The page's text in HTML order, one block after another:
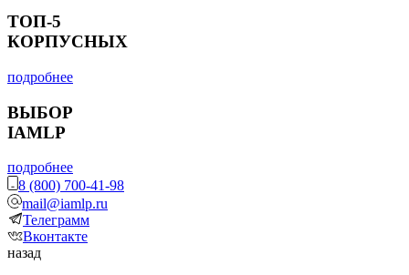
ТОП-5
КОРПУСНЫХ
подробнее
ВЫБОР
IAMLP
подробнее
8 (800) 700-41-98
mail@iamlp.ru
Телеграмм
Вконтакте
назад